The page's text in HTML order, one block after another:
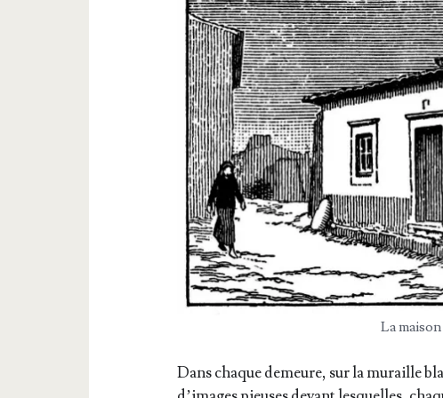
La
Dans chaque demeure, sur la muraille